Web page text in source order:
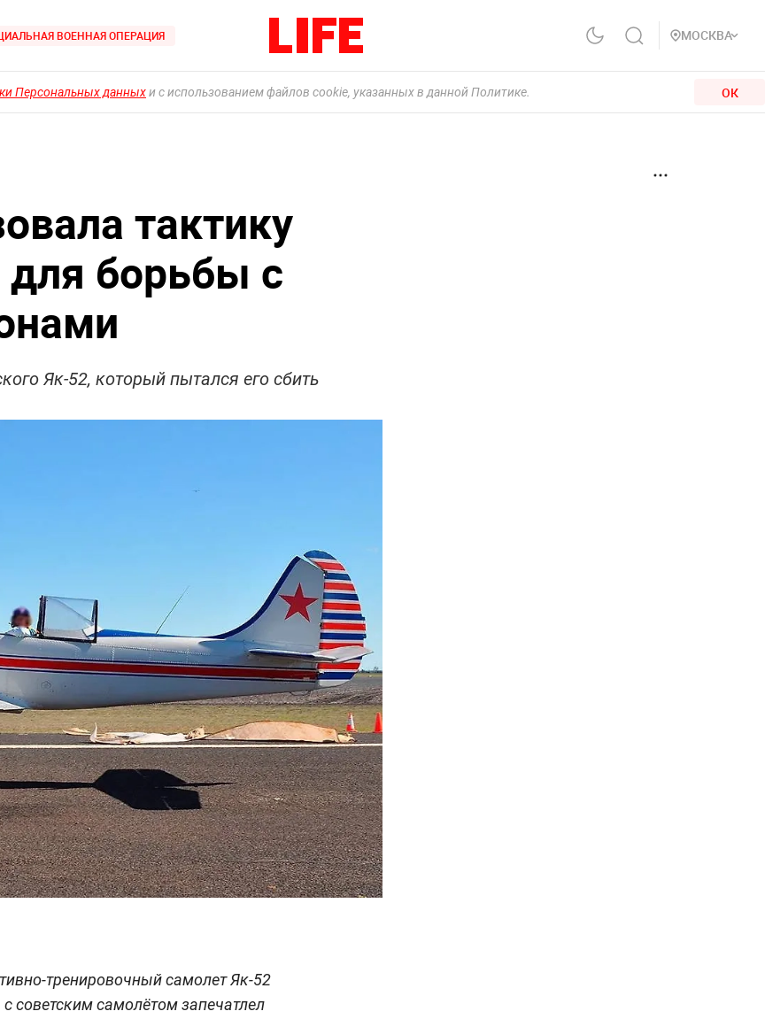
ВОЕННАЯ ОПЕРАЦИЯ МОСКВА
Персональных данныхи с использованием файлов cookie, указанных в данной Политике. ОК
тактику
борьбы с
Як-52, который пытался его сбить
тренировочный самолет Як-52
советским самолётом запечатлел